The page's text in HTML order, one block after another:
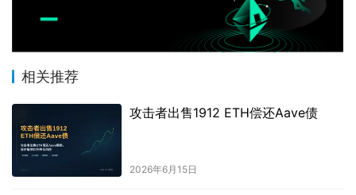
相关推荐
攻击者出售1912 ETH偿还Aave债
2026年6月15日